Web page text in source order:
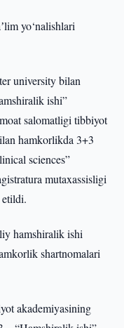
yo‘nalishlari
university bilan
ishi”
salomatligi tibbiyot
hamkorlikda 3+3
sciences”
mutaxassisligi
etildi.
hamshiralik ishi
shartnomalari
akademiyasining